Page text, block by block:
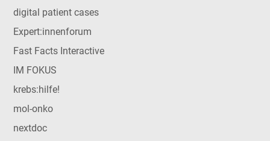
digital patient cases
Expert:innenforum
Fast Facts Interactive
IM FOKUS
krebs:hilfe!
mol-onko
nextdoc